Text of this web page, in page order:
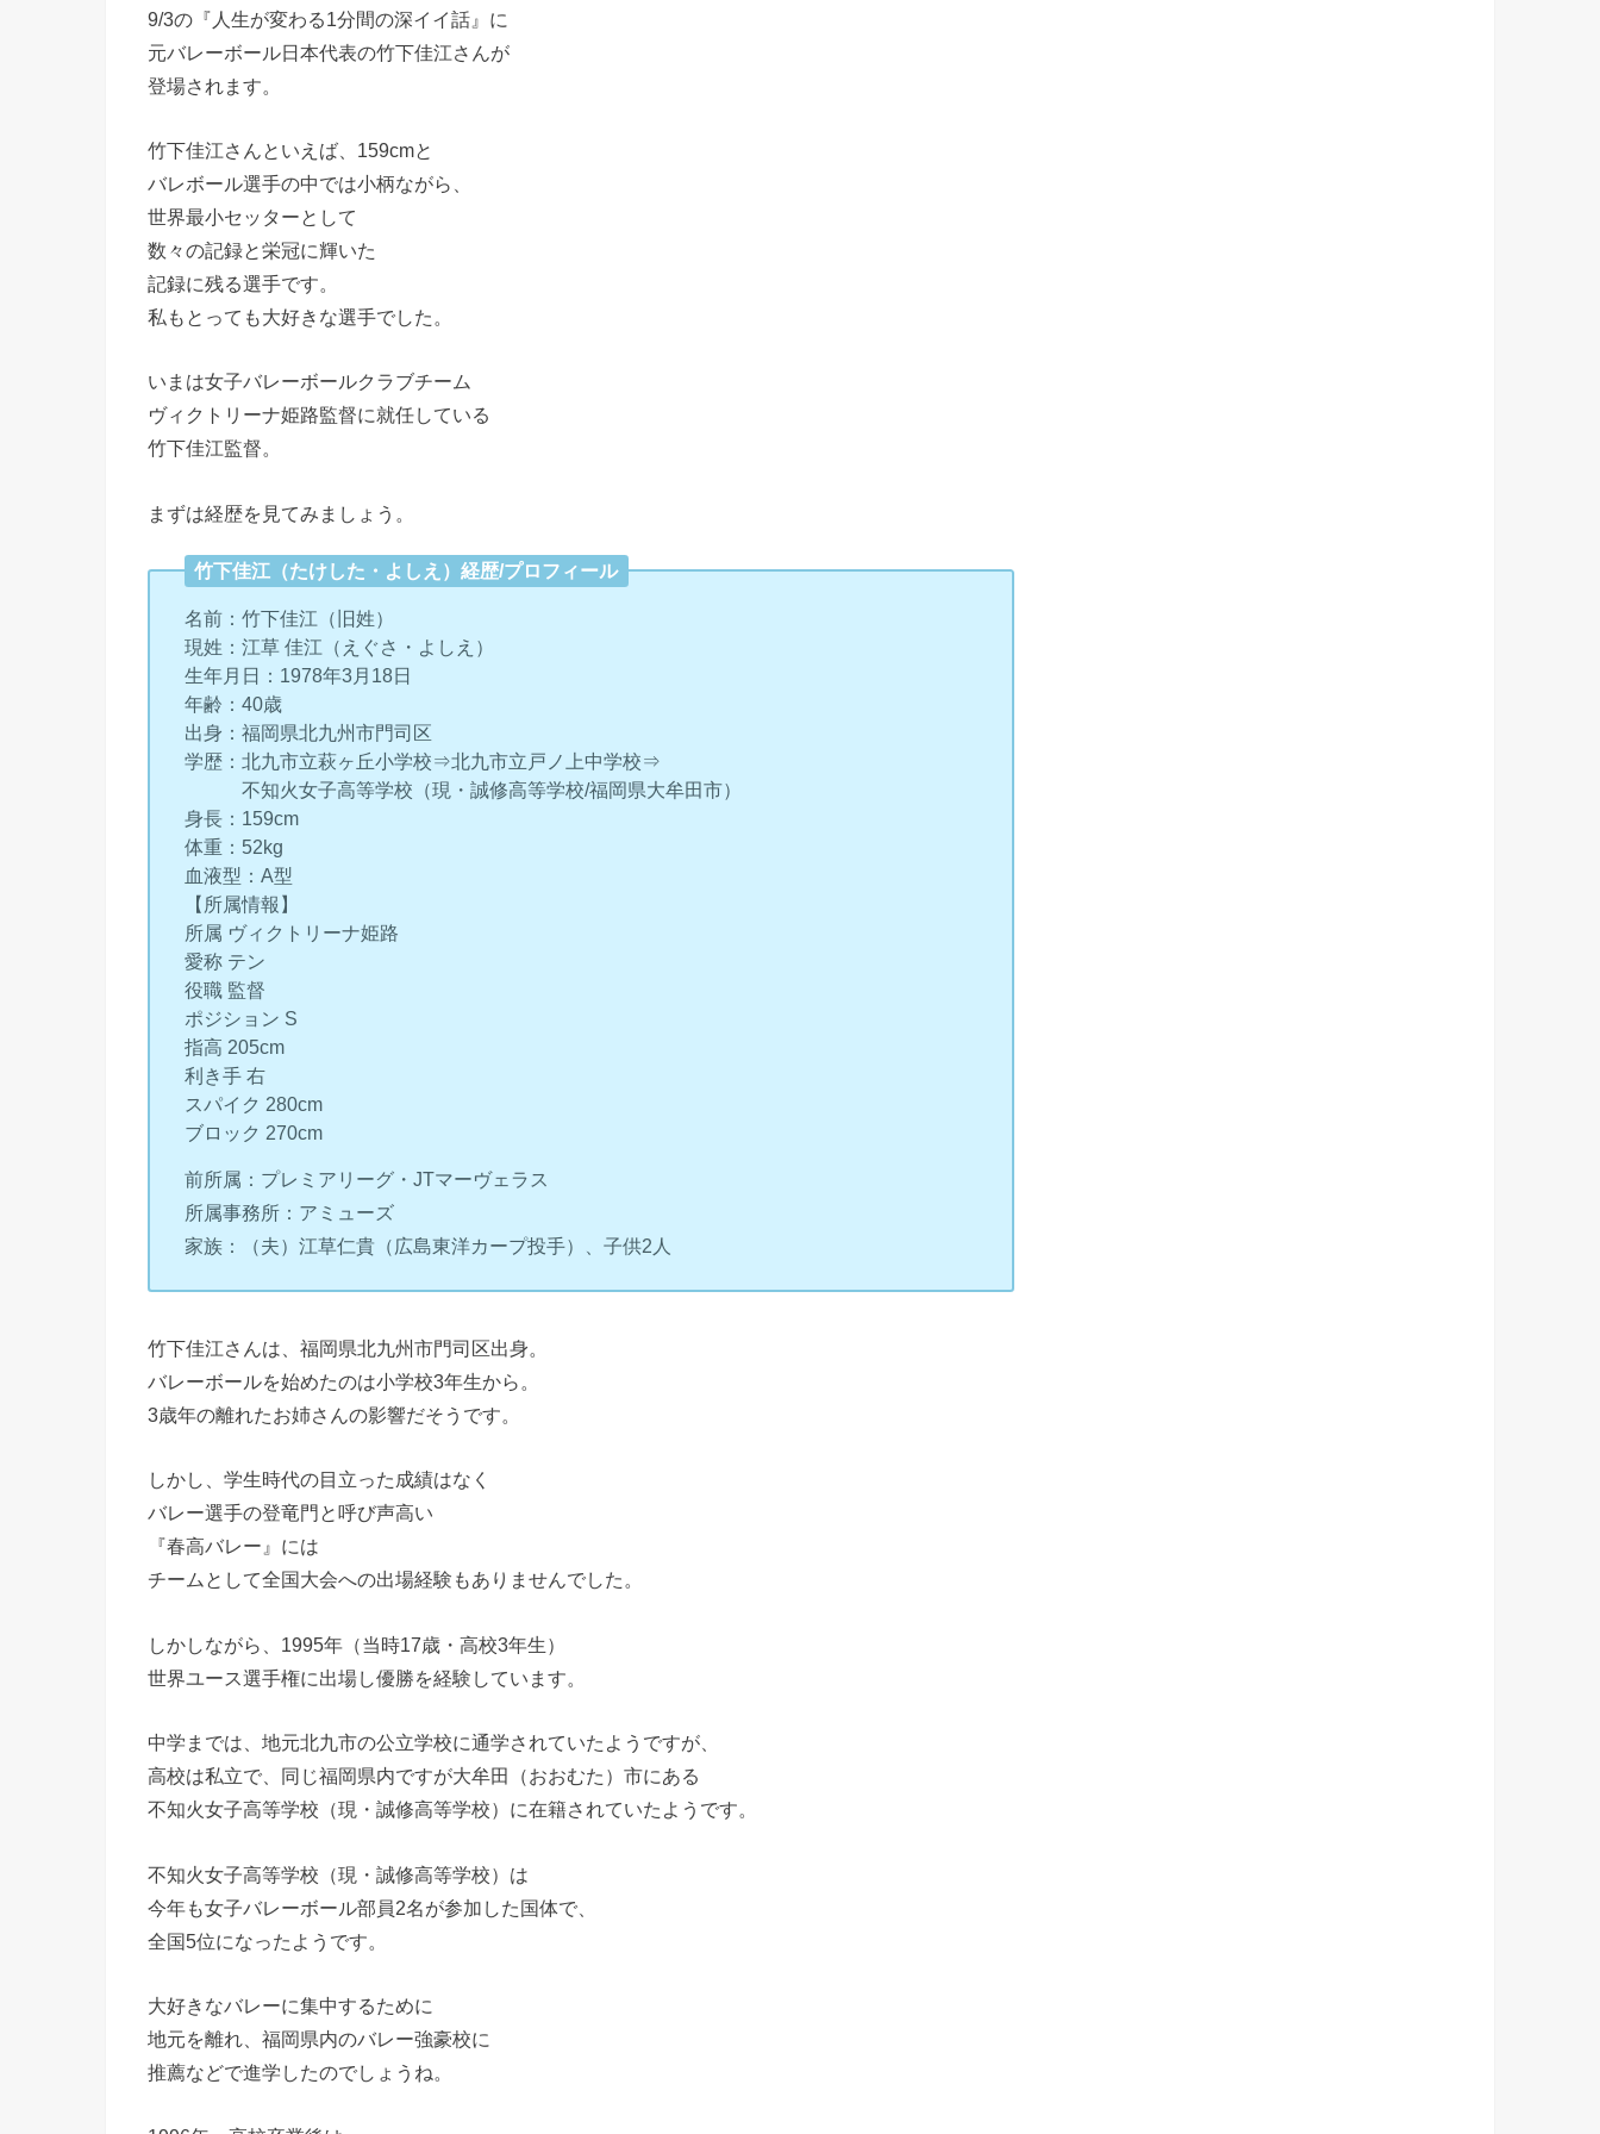
9/3の『人生が変わる1分間の深イイ話』に
元バレーボール日本代表の竹下佳江さんが
登場されます。
竹下佳江さんといえば、159cmと
バレボール選手の中では小柄ながら、
世界最小セッターとして
数々の記録と栄冠に輝いた
記録に残る選手です。
私もとっても大好きな選手でした。
いまは女子バレーボールクラブチーム
ヴィクトリーナ姫路監督に就任している
竹下佳江監督。
まずは経歴を見てみましょう。
竹下佳江（たけした・よしえ）経歴/プロフィール
名前：竹下佳江（旧姓）
現姓：江草 佳江（えぐさ・よしえ）
生年月日：1978年3月18日
年齢：40歳
出身：福岡県北九州市門司区
学歴：北九市立萩ヶ丘小学校⇒北九市立戸ノ上中学校⇒
不知火女子高等学校（現・誠修高等学校/福岡県大牟田市）
身長：159cm
体重：52kg
血液型：A型
【所属情報】
所属 ヴィクトリーナ姫路
愛称 テン
役職 監督
ポジション S
指高 205cm
利き手 右
スパイク 280cm
ブロック 270cm
前所属：プレミアリーグ・JTマーヴェラス
所属事務所：アミューズ
家族：（夫）江草仁貴（広島東洋カープ投手）、子供2人
竹下佳江さんは、福岡県北九州市門司区出身。
バレーボールを始めたのは小学校3年生から。
3歳年の離れたお姉さんの影響だそうです。
しかし、学生時代の目立った成績はなく
バレー選手の登竜門と呼び声高い
『春高バレー』には
チームとして全国大会への出場経験もありませんでした。
しかしながら、1995年（当時17歳・高校3年生）
世界ユース選手権に出場し優勝を経験しています。
中学までは、地元北九市の公立学校に通学されていたようですが、
高校は私立で、同じ福岡県内ですが大牟田（おおむた）市にある
不知火女子高等学校（現・誠修高等学校）に在籍されていたようです。
不知火女子高等学校（現・誠修高等学校）は
今年も女子バレーボール部員2名が参加した国体で、
全国5位になったようです。
大好きなバレーに集中するために
地元を離れ、福岡県内のバレー強豪校に
推薦などで進学したのでしょうね。